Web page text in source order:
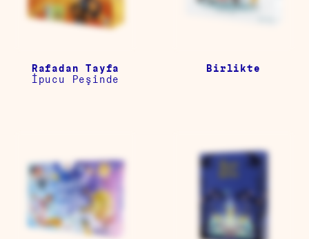
Rafadan Tayfa
İpucu Peşinde
Birlikte